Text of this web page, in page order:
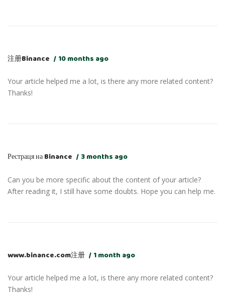
注册Binance 10 months ago
Your article helped me a lot, is there any more related content?
Thanks!
Рестраця на Binance 3 months ago
Can you be more specific about the content of your article?
After reading it, I still have some doubts. Hope you can help me.
www.binance.com注册 1 month ago
Your article helped me a lot, is there any more related content?
Thanks!